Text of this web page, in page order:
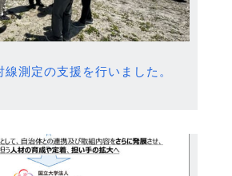
測定の支援を行いました。